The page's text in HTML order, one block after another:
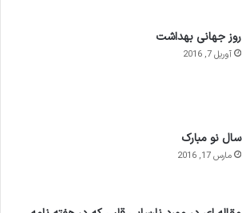
روز جهانی بهداشت
آوریل 7, 2016
سال نو مبارک
مارس 17, 2016